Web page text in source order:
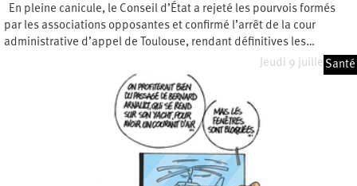
En pleine canicule, le Conseil d’État a rejeté les pourvois formés
par les associations opposantes et confirmé l’arrêt de la cour
administrative d’appel de Toulouse, rendant définitives les…
Jeudi 9 juillet 2026
Santé